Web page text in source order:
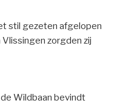
stil gezeten afgelopen
zorgden zij
Wildbaan bevindt